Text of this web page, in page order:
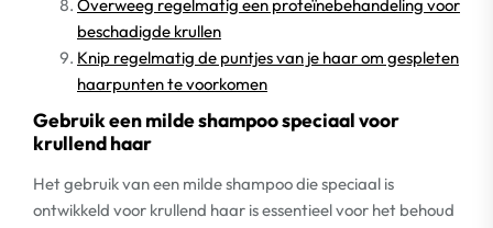
Overweeg regelmatig een proteïnebehandeling voor
beschadigde krullen
Knip regelmatig de puntjes van je haar om gespleten
haarpunten te voorkomen
Gebruik een milde shampoo speciaal voor
krullend haar
Het gebruik van een milde shampoo die speciaal is
ontwikkeld voor krullend haar is essentieel voor het behoud